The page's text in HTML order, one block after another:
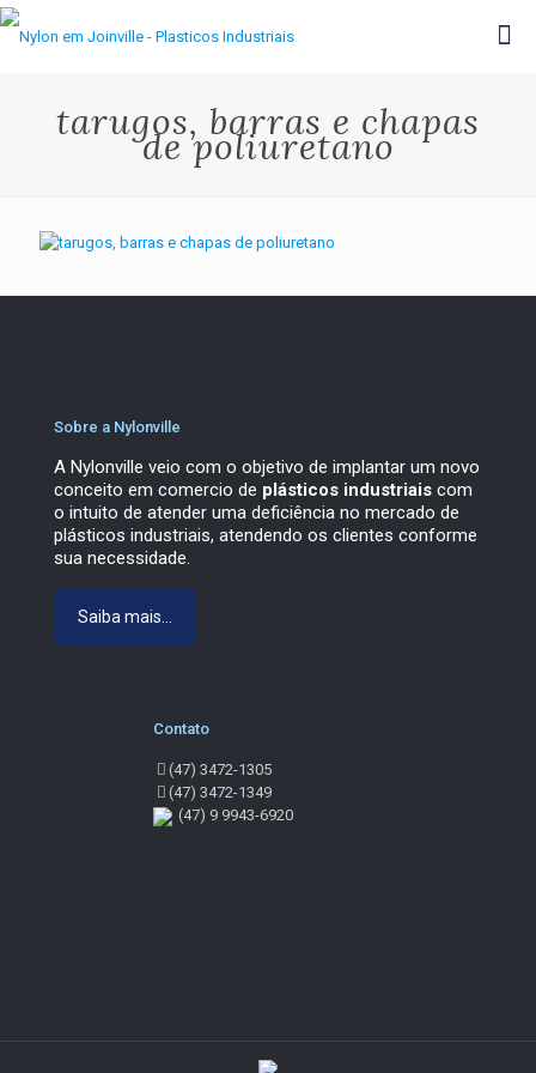
tarugos, barras e chapas
de poliuretano
Sobre a Nylonville
A Nylonville veio com o objetivo de implantar um novo
conceito em comercio de plásticos industriais com
o intuito de atender uma deficiência no mercado de
plásticos industriais, atendendo os clientes conforme
sua necessidade.
Saiba mais...
Contato
(47) 3472-1305
(47) 3472-1349
(47) 9 9943-6920